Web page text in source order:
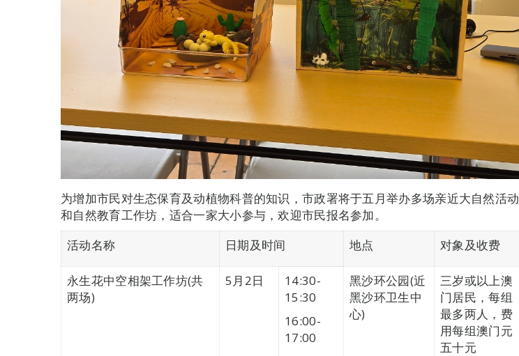
为增加市民对生态保育及动植物科普的知识，市政署将于五月举办多场亲近大自然活动
和自然教育工作坊，适合一家大小参与，欢迎市民报名参加。
活动名称
日期及时间 地点 对象及收费
永生花中空相架工作坊(共
两场)
5月2日
14:30-
15:30
16:00-
17:00
黑沙环公园(近
黑沙环卫生中
心)
三岁或以上澳
门居民，每组
最多两人，费
用每组澳门元
五十元